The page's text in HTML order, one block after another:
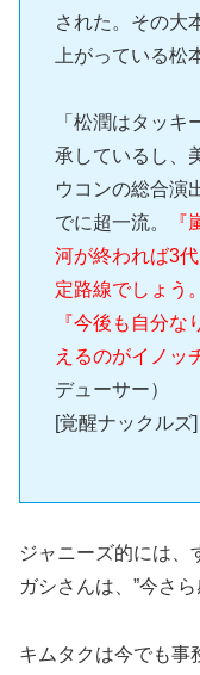
された。その大
上がっている松
「松潤はタッ
承しているし、
ウコンの総合演
でに超一流。
河が終われば3
定路線でしょう
『今後も自分
えるのがイノッ
デューサー）
[覚醒ナックルズ]
ジャニーズ的には、
ガシさんは、”今さ
キムタクは今でも事